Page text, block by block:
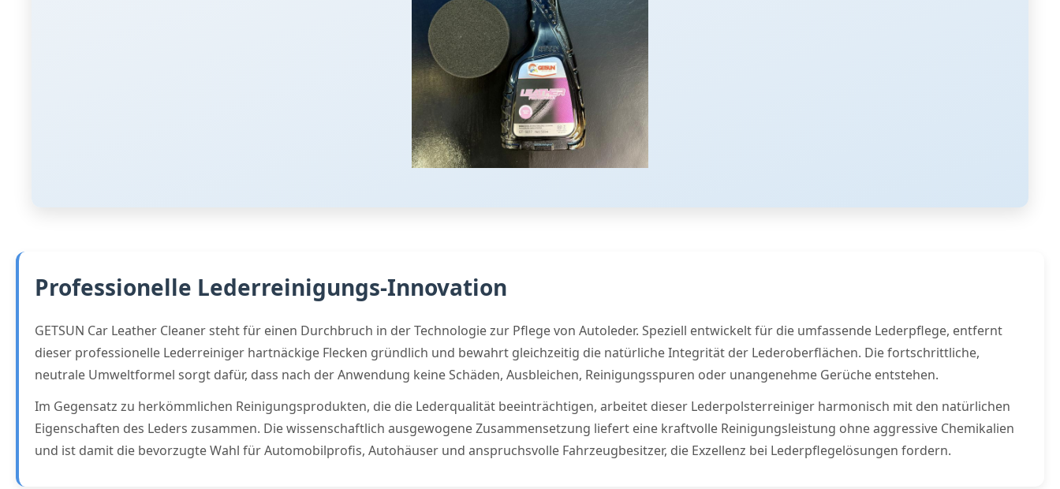
Professionelle Lederreinigungs-Innovation
GETSUN Car Leather Cleaner steht für einen Durchbruch in der Technologie zur Pflege von Autoleder. Speziell entwickelt für die umfassende Lederpflege, entfernt
dieser professionelle Lederreiniger hartnäckige Flecken gründlich und bewahrt gleichzeitig die natürliche Integrität der Lederoberflächen. Die fortschrittliche,
neutrale Umweltformel sorgt dafür, dass nach der Anwendung keine Schäden, Ausbleichen, Reinigungsspuren oder unangenehme Gerüche entstehen.
Im Gegensatz zu herkömmlichen Reinigungsprodukten, die die Lederqualität beeinträchtigen, arbeitet dieser Lederpolsterreiniger harmonisch mit den natürlichen
Eigenschaften des Leders zusammen. Die wissenschaftlich ausgewogene Zusammensetzung liefert eine kraftvolle Reinigungsleistung ohne aggressive Chemikalien
und ist damit die bevorzugte Wahl für Automobilprofis, Autohäuser und anspruchsvolle Fahrzeugbesitzer, die Exzellenz bei Lederpflegelösungen fordern.